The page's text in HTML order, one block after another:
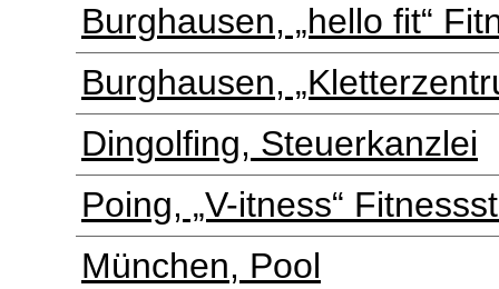
Burghausen, „hello fit“
Burghausen,
Dingolfing, Steuerkanzlei
Poing, „V-itness“
München, Pool